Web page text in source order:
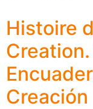
Histoire
Creación